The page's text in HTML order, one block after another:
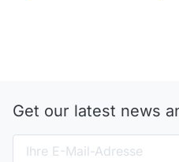
Get our latest news